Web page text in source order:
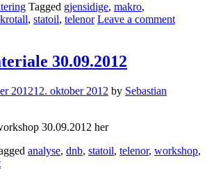
Tagged gjensidige, makro,
, statoil, telenor Leave a comment
30.09.2012
201212. oktober 2012 by Sebastian
30.09.2012 her
analyse, dnb, statoil, telenor, workshop,